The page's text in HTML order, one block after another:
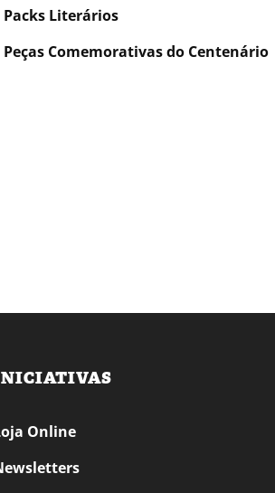
Packs Literários
Peças Comemorativas do Centenário
Online